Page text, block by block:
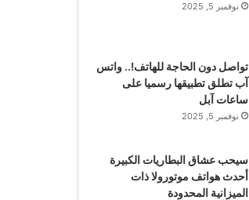
نوفمبر 5, 2025
تواصل دون الحاجة للهاتف!.. واتس
آب تطلق تطبيقها رسميا على
ساعات آبل
نوفمبر 5, 2025
سيحب عشاق البطاريات الكبيرة
أحدث هواتف موتورولا ذات
الميزانية المحدودة